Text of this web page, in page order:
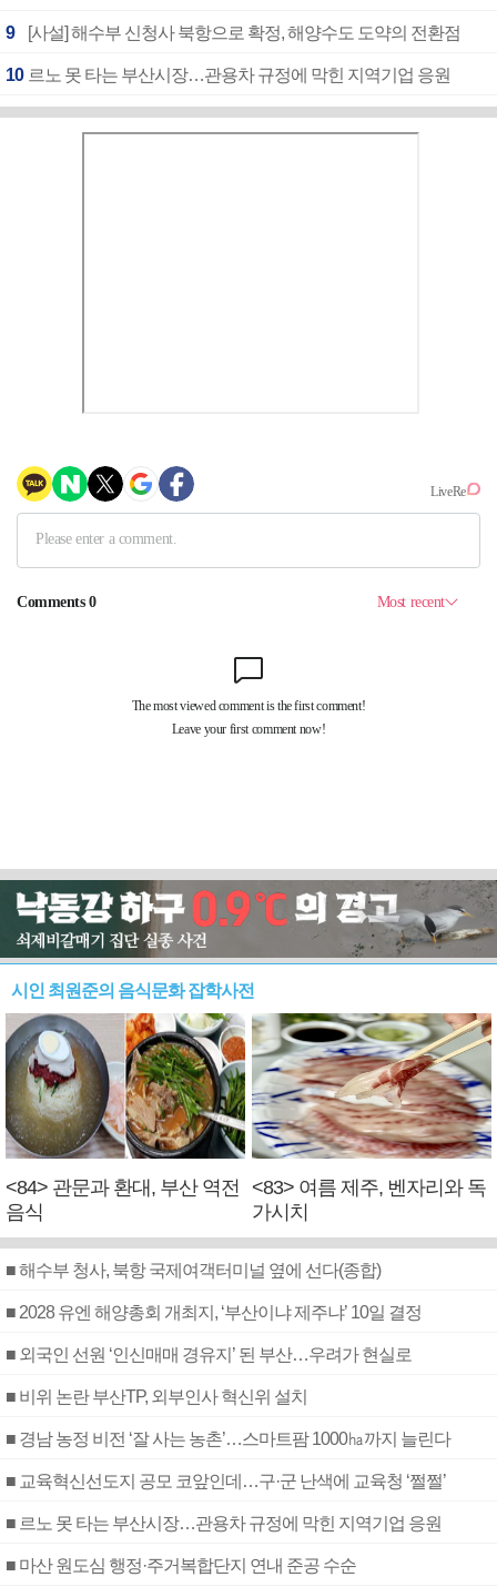
9 [사설] 해수부 신청사 북항으로 확정, 해양수도 도약의 전환점
10 르노 못 타는 부산시장…관용차 규정에 막힌 지역기업 응원
시인 최원준의 음식문화 잡학사전
<84> 관문과 환대, 부산 역전
음식
<83> 여름 제주, 벤자리와 독
가시치
■ 해수부 청사, 북항 국제여객터미널 옆에 선다(종합)
■ 2028 유엔 해양총회 개최지, ‘부산이냐 제주냐’ 10일 결정
■ 외국인 선원 ‘인신매매 경유지’ 된 부산…우려가 현실로
■ 비위 논란 부산TP, 외부인사 혁신위 설치
■ 경남 농정 비전 ‘잘 사는 농촌’…스마트팜 1000㏊까지 늘린다
■ 교육혁신선도지 공모 코앞인데…구·군 난색에 교육청 ‘쩔쩔’
■ 르노 못 타는 부산시장…관용차 규정에 막힌 지역기업 응원
■ 마산 원도심 행정·주거복합단지 연내 준공 수순